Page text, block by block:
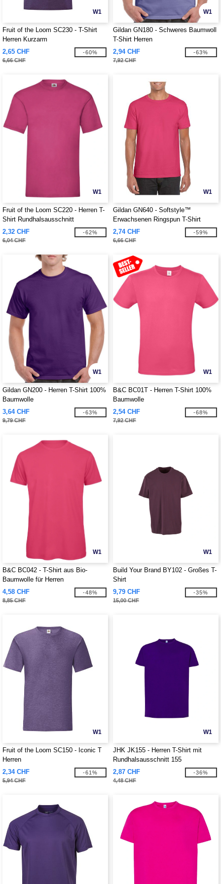
W1
Fruit of the Loom SC230 - T-Shirt
Herren Kurzarm
2,65 CHF
6,66 CHF
-60%
W1
Gildan GN180 - Schweres Baumwoll
T-Shirt Herren
2,94 CHF
7,92 CHF
-63%
W1
Fruit of the Loom SC220 - Herren T-
Shirt Rundhalsausschnitt
2,32 CHF
6,04 CHF
-62%
W1
Gildan GN640 - Softstyle™
Erwachsenen Ringspun T-Shirt
2,74 CHF
6,66 CHF
-59%
W1
Gildan GN200 - Herren T-Shirt 100%
Baumwolle
3,64 CHF
9,79 CHF
-63%
W1
B&C BC01T - Herren T-Shirt 100%
Baumwolle
2,54 CHF
7,92 CHF
-68%
W1
B&C BC042 - T-Shirt aus Bio-
Baumwolle für Herren
4,58 CHF
8,85 CHF
-48%
W1
Build Your Brand BY102 - Großes T-
Shirt
9,79 CHF
15,00 CHF
-35%
W1
Fruit of the Loom SC150 - Iconic T
Herren
2,34 CHF
5,94 CHF
-61%
W1
JHK JK155 - Herren T-Shirt mit
Rundhalsausschnitt 155
2,87 CHF
4,48 CHF
-36%